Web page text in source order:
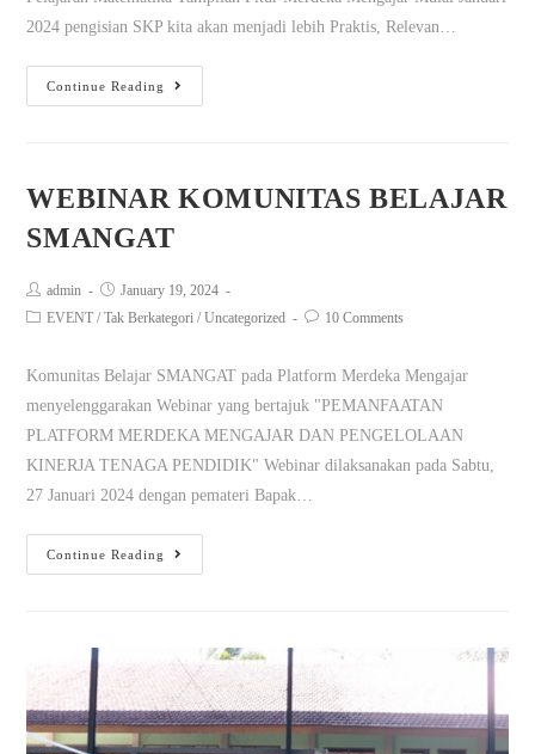
2024 pengisian SKP kita akan menjadi lebih Praktis, Relevan…
Continue Reading
WEBINAR KOMUNITAS BELAJAR
SMANGAT
admin
January 19, 2024
EVENT / Tak Berkategori / Uncategorized 10 Comments
Komunitas Belajar SMANGAT pada Platform Merdeka Mengajar
menyelenggarakan Webinar yang bertajuk "PEMANFAATAN
PLATFORM MERDEKA MENGAJAR DAN PENGELOLAAN
KINERJA TENAGA PENDIDIK" Webinar dilaksanakan pada Sabtu,
27 Januari 2024 dengan pemateri Bapak…
Continue Reading